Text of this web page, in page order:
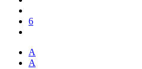
6
А
А